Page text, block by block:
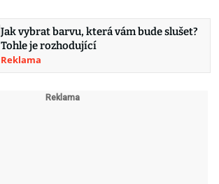
Jak vybrat barvu, která vám bude slušet?
Tohle je rozhodující
Reklama